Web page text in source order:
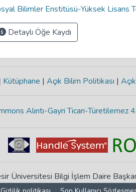
Bilimler Enstitüsü-Yüksek Lisans
Detaylı Öğe Kaydı
Kütüphane | Açık Bilim Politikası |
Alıntı-Gayri Ticari-Türetilemez
Üniversitesi Bilgi İşlem Daire